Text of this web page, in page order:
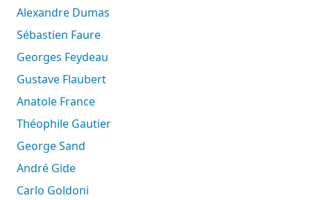
Alexandre Dumas
Sébastien Faure
Georges Feydeau
Gustave Flaubert
Anatole France
Théophile Gautier
George Sand
André Gide
Carlo Goldoni